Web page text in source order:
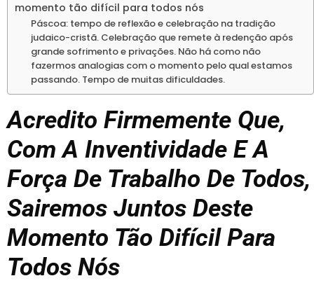
momento tão difícil para todos nós
Páscoa: tempo de reflexão e celebração na tradição
judaico-cristã. Celebração que remete à redenção após
grande sofrimento e privações. Não há como não
fazermos analogias com o momento pelo qual estamos
passando. Tempo de muitas dificuldades.
Acredito Firmemente Que,
Com A Inventividade E A
Força De Trabalho De Todos,
Sairemos Juntos Deste
Momento Tão Difícil Para
Todos Nós